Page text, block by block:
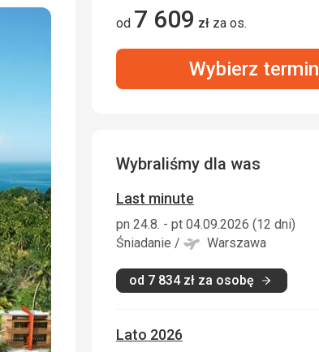
od 7 609 zł za os.
Wybierz termin
Wybraliśmy dla was
Last minute
pn 24.8. - pt 04.09.2026 (12 dni)
Śniadanie / Warszawa
od 7 834 zł za osobę
Lato 2026